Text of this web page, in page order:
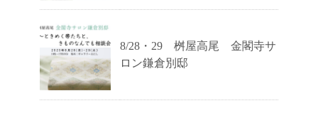
8/28・29 桝屋高尾 金閣寺サ
ロン鎌倉別邸